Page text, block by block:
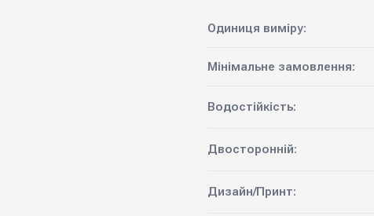
Одиниця виміру:
Мінімальне замовлення:
Водостійкість:
Двосторонній:
Дизайн/Принт: